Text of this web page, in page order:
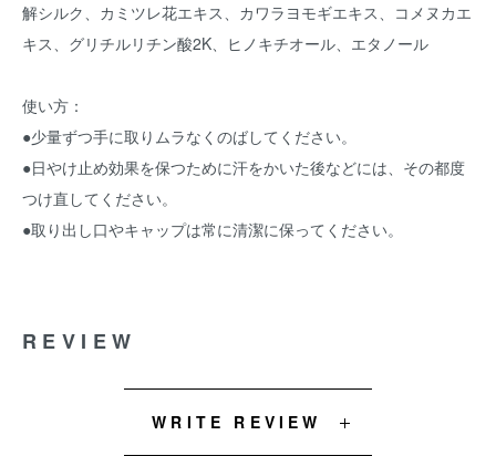
解シルク、カミツレ花エキス、カワラヨモギエキス、コメヌカエ
キス、グリチルリチン酸2K、ヒノキチオール、エタノール
使い方：
●少量ずつ手に取りムラなくのばしてください。
●日やけ止め効果を保つために汗をかいた後などには、その都度
つけ直してください。
●取り出し口やキャップは常に清潔に保ってください。
REVIEW
WRITE REVIEW